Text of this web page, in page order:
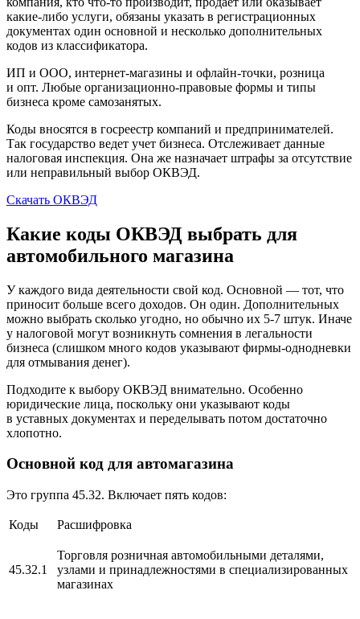
какие-либо услуги, обязаны указать в регистрационных
документах один основной и несколько дополнительных
кодов из классификатора.
ИП и ООО, интернет-магазины и офлайн-точки, розница
и опт. Любые организационно-правовые формы и типы
бизнеса кроме самозанятых.
Коды вносятся в госреестр компаний и предпринимателей.
Так государство ведет учет бизнеса. Отслеживает данные
налоговая инспекция. Она же назначает штрафы за отсутствие
или неправильный выбор ОКВЭД.
Скачать ОКВЭД
Какие коды ОКВЭД выбрать для
автомобильного магазина
У каждого вида деятельности свой код. Основной — тот, что
приносит больше всего доходов. Он один. Дополнительных
можно выбрать сколько угодно, но обычно их 5-7 штук. Иначе
у налоговой могут возникнуть сомнения в легальности
бизнеса (слишком много кодов указывают фирмы-однодневки
для отмывания денег).
Подходите к выбору ОКВЭД внимательно. Особенно
юридические лица, поскольку они указывают коды
в уставных документах и переделывать потом достаточно
хлопотно.
Основной код для автомагазина
Это группа 45.32. Включает пять кодов:
Коды Расшифровка
45.32.1
Торговля розничная автомобильными деталями,
узлами и принадлежностями в специализированных
магазинах